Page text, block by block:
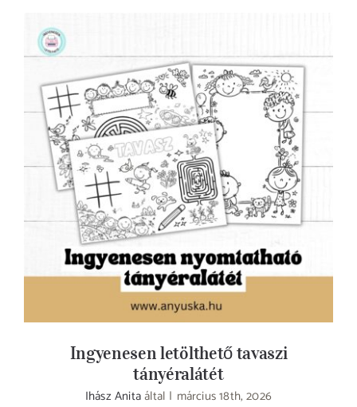
Ingyenesen letölthető tavaszi tányéralátét
Ingyenesen letölthető tavaszi
tányéralátét
Ihász Anitaáltal | március 18th, 2026